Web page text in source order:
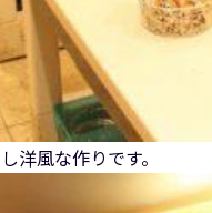
洋風な作りです。